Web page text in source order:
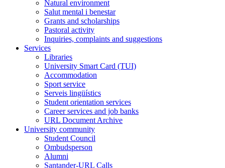
Natural environment
Salut mental i benestar
Grants and scholarships
Pastoral activity
Inquiries, complaints and suggestions
Services
Libraries
University Smart Card (TUI)
Accommodation
Sport service
Serveis lingüístics
Student orientation services
Career services and job banks
URL Document Archive
University community
Student Council
Ombudsperson
Alumni
Santander-URL Calls